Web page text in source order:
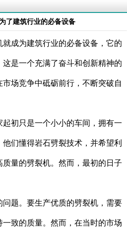
了建筑行业的必备设备
就成为建筑行业的必备设备，它的
是一个充满了奋斗和创新精神的
场竞争中砥砺前行，不断突破自
起初只是一个小小的车间，拥有一
们懂得岩石劈裂技术，并希望利
量的劈裂机。然而，最初的日子
题。要生产优质的劈裂机，需要
致的质量。然而，在当时的市场